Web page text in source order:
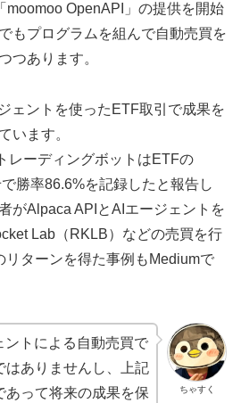
moomoo OpenAPI」の提供を開始
もプログラムを組んで自動売買を
つあります。
ェントを使ったETF取引で成果を
います。
レーディングボットはETFの
勝率86.6%を記録したと報告し
がAlpaca APIとAIエージェントを
Lab（RKLB）などの売買を行
リターンを得た事例もMediumで
ちゃすく
ントによる自動売買で
はありませんし、上記
あって将来の成果を保